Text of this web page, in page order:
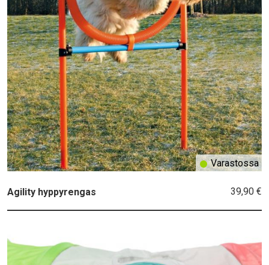
Agility hyppyrengas 39,90 €
Varastossa